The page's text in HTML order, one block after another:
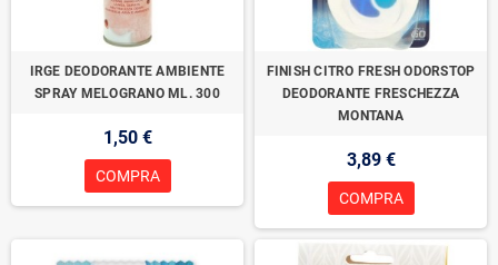
IRGE DEODORANTE AMBIENTE
SPRAY MELOGRANO ML. 300
1,50 €
COMPRA
FINISH CITRO FRESH ODORSTOP
DEODORANTE FRESCHEZZA
MONTANA
3,89 €
COMPRA